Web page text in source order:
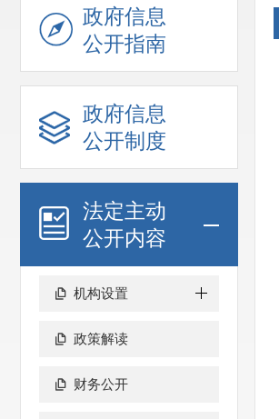
政府信息
公开指南
政府信息
公开制度
法定主动
公开内容
机构设置
政策解读
财务公开